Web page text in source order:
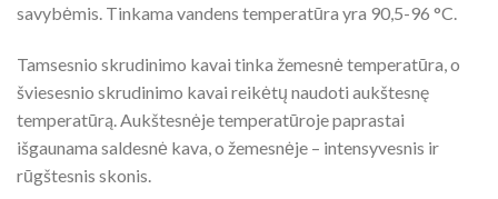
savybėmis. Tinkama vandens temperatūra yra 90,5-96 °C.
Tamsesnio skrudinimo kavai tinka žemesnė temperatūra, o
šviesesnio skrudinimo kavai reikėtų naudoti aukštesnę
temperatūrą. Aukštesnėje temperatūroje paprastai
išgaunama saldesnė kava, o žemesnėje – intensyvesnis ir
rūgštesnis skonis.